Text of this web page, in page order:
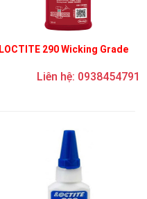
LOCTITE 290 Wicking Grade
Liên hệ: 0938454791